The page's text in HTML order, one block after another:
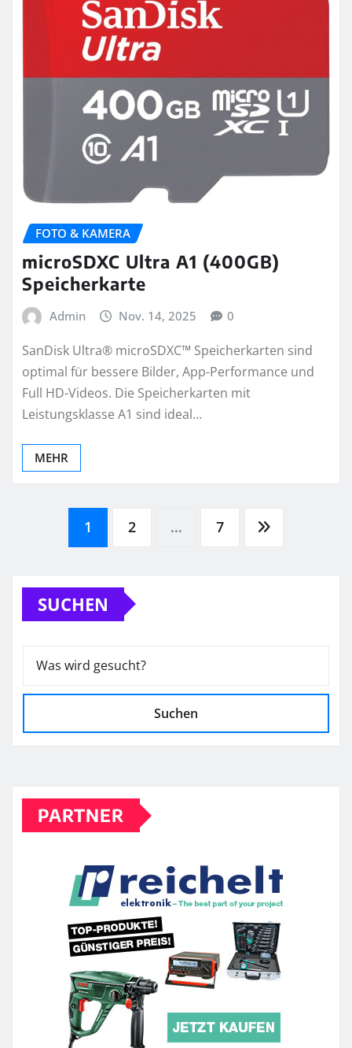
FOTO & KAMERA
microSDXC Ultra A1 (400GB)
Speicherkarte
Admin Nov. 14, 2025 0
SanDisk Ultra® microSDXC™ Speicherkarten sind
optimal für bessere Bilder, App-Performance und
Full HD-Videos. Die Speicherkarten mit
Leistungsklasse A1 sind ideal…
MEHR
Seitennummerierung
der
Beiträge
1 2 … 7
SUCHEN
Suchen
PARTNER